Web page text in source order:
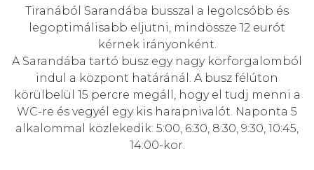
Tiranából Sarandába busszal a legolcsóbb és
legoptimálisabb eljutni, mindössze 12 eurót
kérnek irányonként.
A Sarandába tartó busz egy nagy körforgalomból
indul a központ határánál. A busz félúton
körülbelül 15 percre megáll, hogy el tudj menni a
WC-re és vegyél egy kis harapnivalót. Naponta 5
alkalommal közlekedik: 5:00, 6:30, 8:30, 9:30, 10:45,
14:00-kor.